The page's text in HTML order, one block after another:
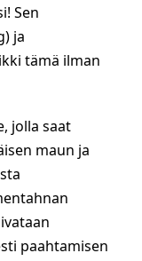
Sen
ja
tämä ilman
jolla saat
maun ja
paahtamisen